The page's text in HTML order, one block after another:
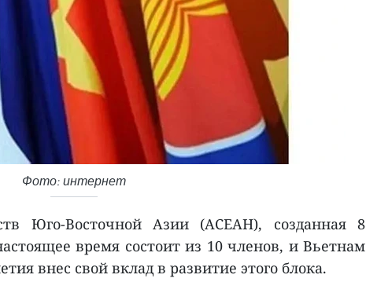
Фото: интернет
Юго-Восточной Азии (АСЕАН), созданная 8
время состоит из 10 членов, и Вьетнам
внес свой вклад в развитие этого блока.